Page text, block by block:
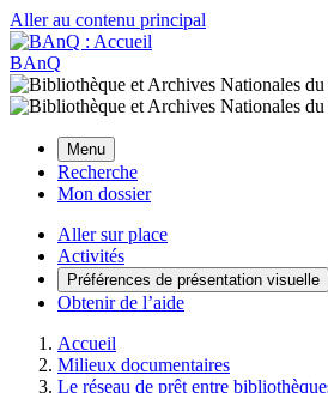
Aller au contenu principal
BAnQ
Menu
Recherche
Mon dossier
Aller sur place
Activités
Préférences de présentation visuelle
Obtenir de l’aide
Accueil
Milieux documentaires
Le réseau de prêt entre